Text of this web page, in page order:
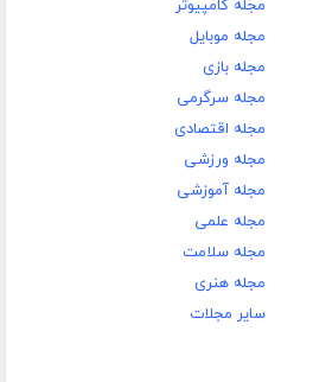
مجله کامپیوتر
مجله موبایل
مجله بازی
مجله سرگرمی
مجله اقتصادی
مجله ورزشی
مجله آموزشی
مجله علمی
مجله سلامت
مجله هنری
سایر مجلات